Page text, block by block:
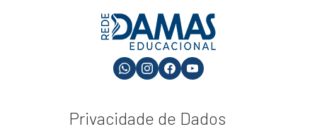
Privacidade de Dados